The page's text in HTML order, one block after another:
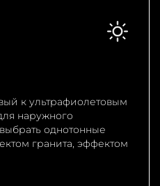
к ультрафиолетовым
наружного
однотонные
гранита, эффектом